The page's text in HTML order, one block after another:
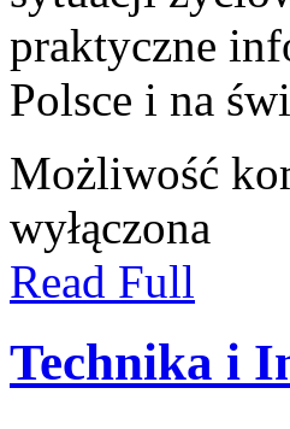
praktyczne
Polsce i na
Możliwość
wyłączona
Read Full
Technika i